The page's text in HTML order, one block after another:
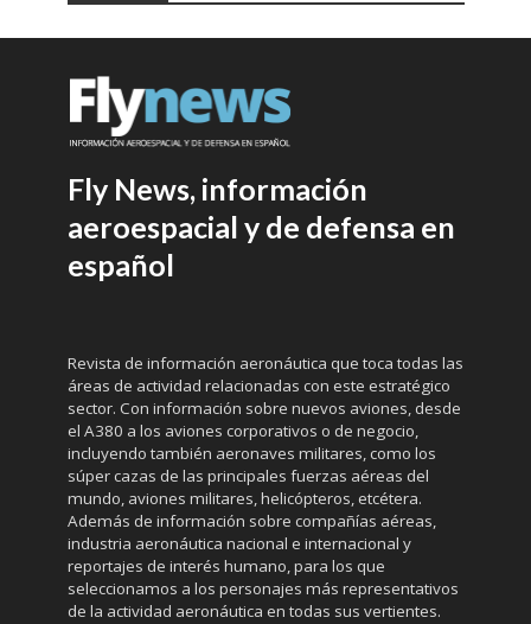
Fly News, información
aeroespacial y de defensa en
español
Revista de información aeronáutica que toca todas las
áreas de actividad relacionadas con este estratégico
sector. Con información sobre nuevos aviones, desde
el A380 a los aviones corporativos o de negocio,
incluyendo también aeronaves militares, como los
súper cazas de las principales fuerzas aéreas del
mundo, aviones militares, helicópteros, etcétera.
Además de información sobre compañías aéreas,
industria aeronáutica nacional e internacional y
reportajes de interés humano, para los que
seleccionamos a los personajes más representativos
de la actividad aeronáutica en todas sus vertientes.